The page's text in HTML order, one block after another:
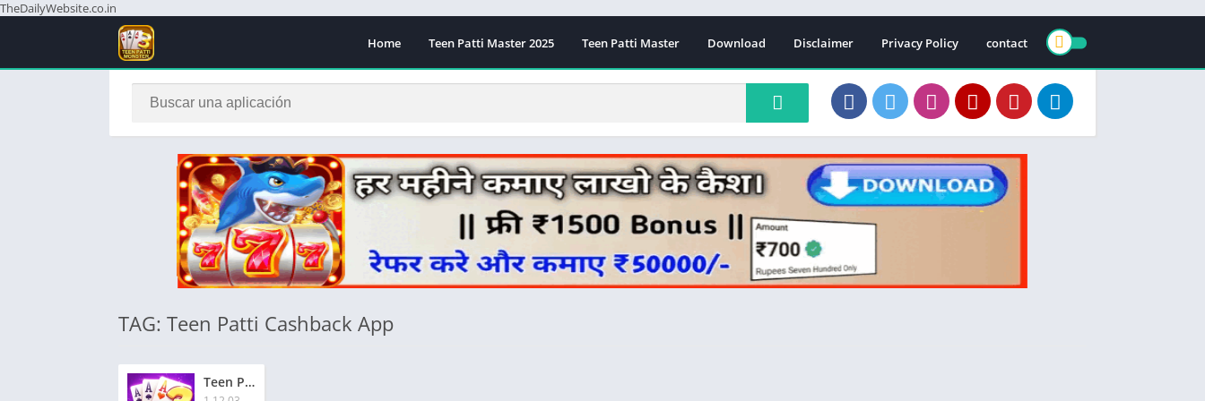
TheDailyWebsite.co.in
Home Teen Patti Master 2025 Teen Patti Master Download Disclaimer Privacy Policy contact
TAG: Teen Patti Cashback App
Teen Patti Master Cashback | तीन पत्ती मास्टर कैशबैक | ₹786 बोनस